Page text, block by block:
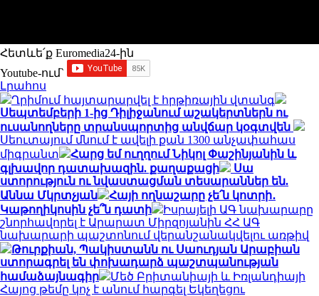
Հետևե՛ք Euromedia24-ին
Youtube-ում`
Լրահոս
Ղրիմում հայտարարվել է հրթիռային վտանգ
Սեպտեմբերի 1-ից Դիլիջանում աշակերտներն ու
ուսանողները տրանսպորտից անվճար կօգտվեն
Սեուտայում մնում է ավելի քան 1300 անչափահաս
միգրանտ
Հարց եմ ուղղում Նիկոլ Փաշինյանին և
գլխավոր դատախազին. քաղաքացի
Սա
ստորություն ու նվաստացման տեսարաններ են.
Աննա Մկրտչյան
Հայի ողնաշարը չե՛ն կոտրի․
Կաթողիկոսին չե՞ն դատի
Իսրայելի ԱԳ նախարարը
շնորհավորել է Արարատ Միրզոյանին ՀՀ ԱԳ
նախարարի պաշտոնում վերանշանակվելու առթիվ
Թուրքիան, Պակիստանն ու Սաուդյան Արաբիան
ստորագրել են փոխադարձ պաշտպանության
համաձայնագիր
Մեծ Բրիտանիայի և Իռլանդիայի
Հայոց թեմը կոչ է անում հարգել Եկեղեցու